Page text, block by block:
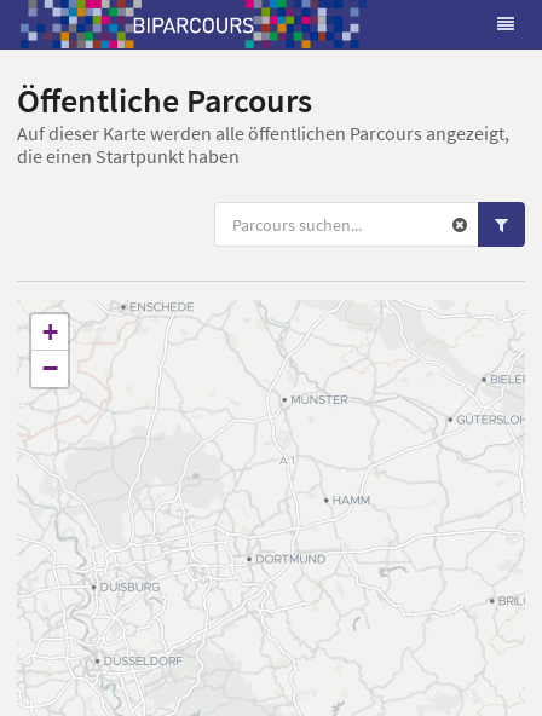
Öffentliche Parcours
Auf dieser Karte werden alle öffentlichen Parcours angezeigt,
die einen Startpunkt haben
+
−